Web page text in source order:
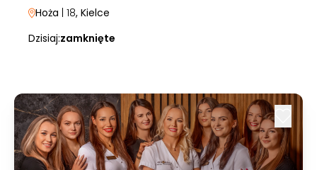
Hoża | 18, Kielce
Dzisiaj:zamknięte